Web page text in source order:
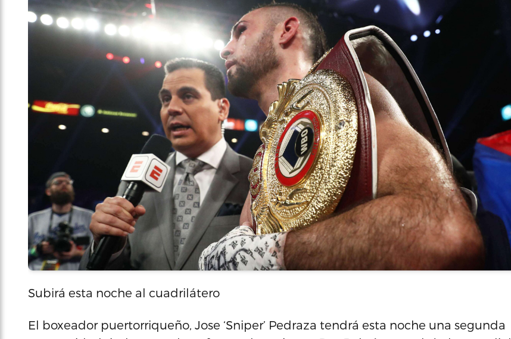
Subirá esta noche al cuadrilátero
El boxeador puertorriqueño, Jose ‘Sniper’ Pedraza tendrá esta noche una segunda